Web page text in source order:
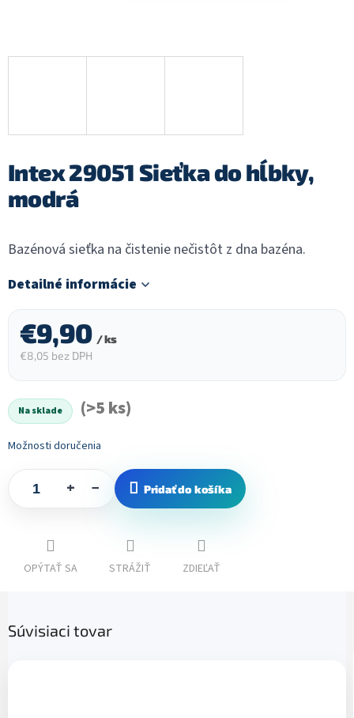
Intex 29051 Sieťka do hĺbky,
modrá
Bazénová sieťka na čistenie nečistôt z dna bazéna.
Detailné informácie
€9,90 / ks
€8,05 bez DPH
Na sklade
(>5 ks)
Možnosti doručenia
+ − Pridať do košíka
OPÝTAŤ SA STRÁŽIŤ ZDIEĽAŤ
Súvisiaci tovar